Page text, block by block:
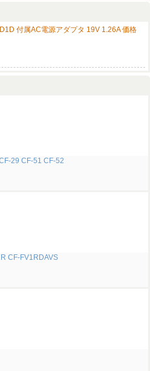
付属AC電源アダプタ 19V 1.26A 価格
29 CF-51 CF-52
CF-FV1RDAVS